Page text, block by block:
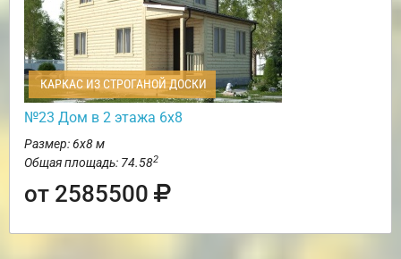
КАРКАС ИЗ СТРОГАНОЙ ДОСКИ
№23 Дом в 2 этажа 6х8
Размер: 6х8 м
Общая площадь: 74.582
от 2585500